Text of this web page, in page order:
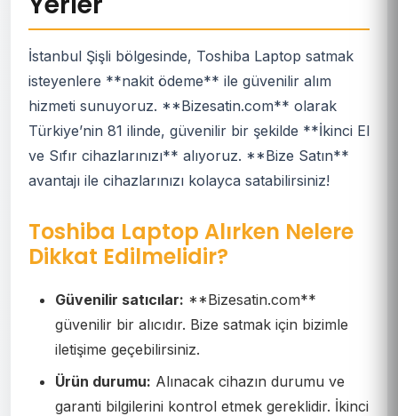
İstanbul Şişli bölgesinde, Toshiba Laptop satmak
isteyenlere **nakit ödeme** ile güvenilir alım
hizmeti sunuyoruz. **Bizesatin.com** olarak
Türkiye’nin 81 ilinde, güvenilir bir şekilde **İkinci El
ve Sıfır cihazlarınızı** alıyoruz. **Bize Satın**
avantajı ile cihazlarınızı kolayca satabilirsiniz!
Toshiba Laptop Alırken Nelere
Dikkat Edilmelidir?
Güvenilir satıcılar: **Bizesatin.com**
güvenilir bir alıcıdır. Bize satmak için bizimle
iletişime geçebilirsiniz.
Ürün durumu: Alınacak cihazın durumu ve
garanti bilgilerini kontrol etmek gereklidir. İkinci